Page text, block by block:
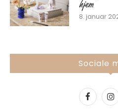
hjem
8. januar
Sociale